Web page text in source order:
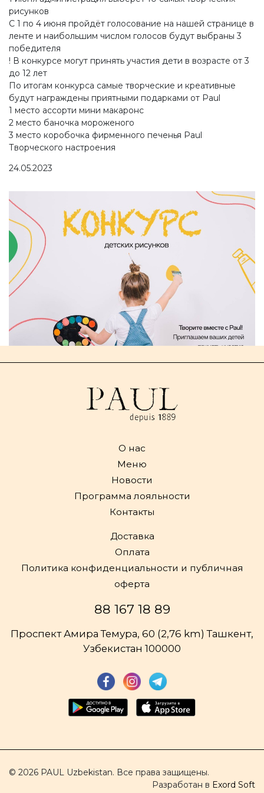
рисунков
С 1 по 4 июня пройдёт голосование на нашей странице в
ленте и наибольшим числом голосов будут выбраны 3
победителя
! В конкурсе могут принять участия дети в возрасте от 3
до 12 лет
По итогам конкурса самые творческие и креативные
будут награждены приятными подарками от Paul
1 место ассорти мини макаронс
2 место баночка мороженого
3 место коробочка фирменного печенья Paul
Творческого настроения
24.05.2023
О нас
Меню
Новости
Программа лояльности
Контакты
Доставка
Оплата
Политика конфиденциальности и публичная
оферта
88 167 18 89
Проспект Амира Темура, 60 (2,76 km) Ташкент,
Узбекистан 100000
© 2026 PAUL Uzbekistan. Все права защищены.
Разработан в Exord Soft